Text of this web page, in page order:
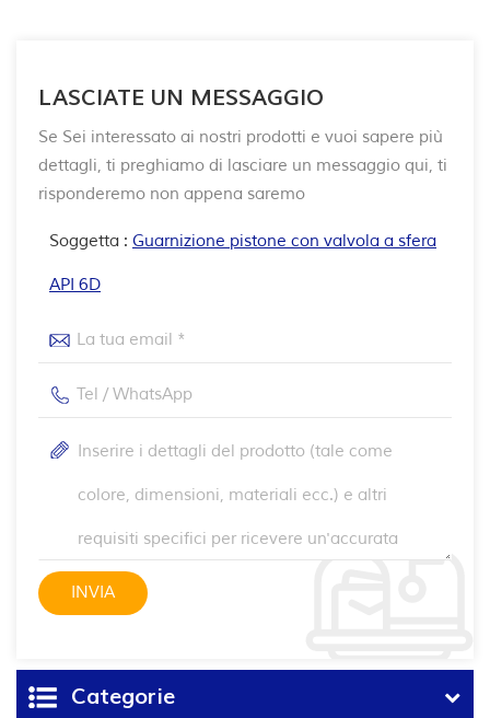
LASCIATE UN MESSAGGIO
Se Sei interessato ai nostri prodotti e vuoi sapere più
dettagli, ti preghiamo di lasciare un messaggio qui, ti
risponderemo non appena saremo
Soggetta : Guarnizione pistone con valvola a sfera
API 6D
Categorie